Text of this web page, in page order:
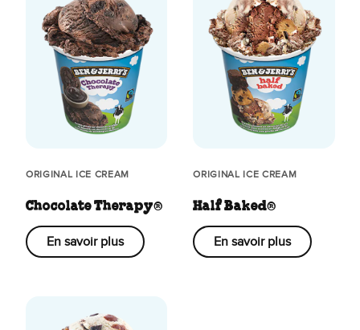
ORIGINAL ICE CREAM
Chocolate Therapy®
En savoir plus
ORIGINAL ICE CREAM
Half Baked®
En savoir plus